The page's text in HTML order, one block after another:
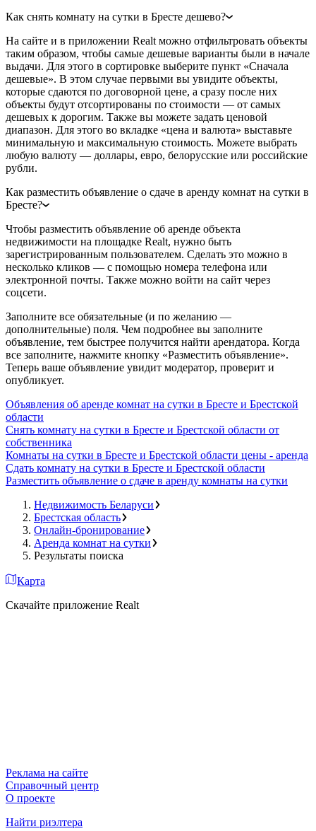
Как снять комнату на сутки в Бресте дешево?
На сайте и в приложении Realt можно отфильтровать объекты
таким образом, чтобы самые дешевые варианты были в начале
выдачи. Для этого в сортировке выберите пункт «Сначала
дешевые». В этом случае первыми вы увидите объекты,
которые сдаются по договорной цене, а сразу после них
объекты будут отсортированы по стоимости — от самых
дешевых к дорогим. Также вы можете задать ценовой
диапазон. Для этого во вкладке «цена и валюта» выставьте
минимальную и максимальную стоимость. Можете выбрать
любую валюту — доллары, евро, белорусские или российские
рубли.
Как разместить объявление о сдаче в аренду комнат на сутки в
Бресте?
Чтобы разместить объявление об аренде объекта
недвижимости на площадке Realt, нужно быть
зарегистрированным пользователем. Сделать это можно в
несколько кликов — с помощью номера телефона или
электронной почты. Также можно войти на сайт через
соцсети.
Заполните все обязательные (и по желанию —
дополнительные) поля. Чем подробнее вы заполните
объявление, тем быстрее получится найти арендатора. Когда
все заполните, нажмите кнопку «Разместить объявление».
Теперь ваше объявление увидит модератор, проверит и
опубликует.
Объявления об аренде комнат на сутки в Бресте и Брестской
области
Снять комнату на сутки в Бресте и Брестской области от
собственника
Комнаты на сутки в Бресте и Брестской области цены - аренда
Сдать комнату на сутки в Бресте и Брестской области
Разместить объявление о сдаче в аренду комнаты на сутки
Недвижимость Беларуси
Брестская область
Онлайн-бронирование
Аренда комнат на сутки
Результаты поиска
Карта
Скачайте приложение Realt
Реклама на сайте
Справочный центр
О проекте
Найти риэлтера